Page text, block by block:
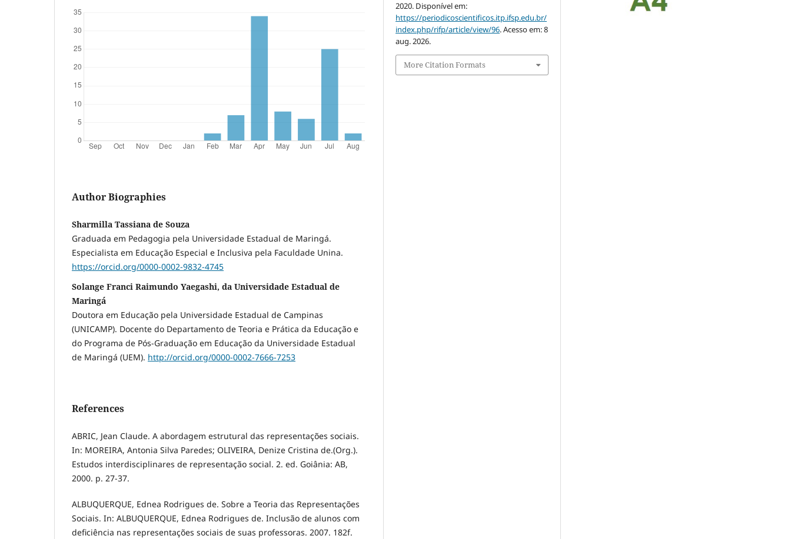
Author Biographies
Sharmilla Tassiana de Souza
Graduada em Pedagogia pela Universidade Estadual de Maringá.
Especialista em Educação Especial e Inclusiva pela Faculdade Unina.
https://orcid.org/0000-0002-9832-4745
Solange Franci Raimundo Yaegashi, da Universidade Estadual de
Maringá
Doutora em Educação pela Universidade Estadual de Campinas
(UNICAMP). Docente do Departamento de Teoria e Prática da Educação e
do Programa de Pós-Graduação em Educação da Universidade Estadual
de Maringá (UEM). http://orcid.org/0000-0002-7666-7253
References
ABRIC, Jean Claude. A abordagem estrutural das representações sociais.
In: MOREIRA, Antonia Silva Paredes; OLIVEIRA, Denize Cristina de.(Org.).
Estudos interdisciplinares de representação social. 2. ed. Goiânia: AB,
2000. p. 27-37.
ALBUQUERQUE, Ednea Rodrigues de. Sobre a Teoria das Representações
Sociais. In: ALBUQUERQUE, Ednea Rodrigues de. Inclusão de alunos com
deficiência nas representações sociais de suas professoras. 2007. 182f.
2020. Disponível em:
https://periodicoscientificos.itp.ifsp.edu.br/
index.php/rifp/article/view/96. Acesso em: 8
aug. 2026.
More Citation Formats